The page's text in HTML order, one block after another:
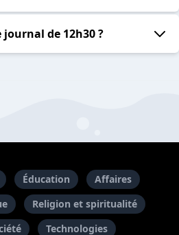
journal de 12h30 ?
Éducation
Affaires
Religion et spiritualité
Technologies